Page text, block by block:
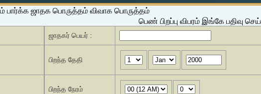
பார்க்க ஜாதக பொருத்தம் விவாக பொருத்தம்
பெண் பிறப்பு விபரம் இங்கே பதிவு
ஜாதகர் பெயர் :
பிறந்த தேதி
பிறந்த நேரம்